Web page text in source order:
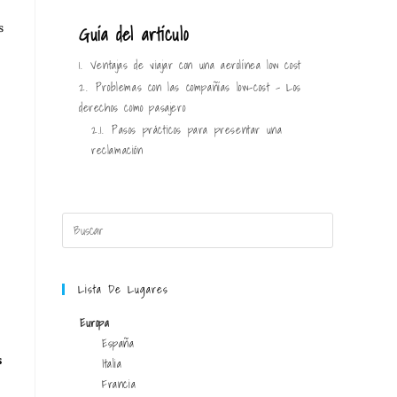
Guía del artículo
1. Ventajas de viajar con una aerolínea low cost
2. Problemas con las compañías low-cost – Los
derechos como pasajero
2.1. Pasos prácticos para presentar una
reclamación
Lista De Lugares
Europa
España
Italia
Francia